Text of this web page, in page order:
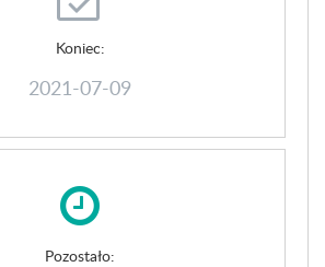
Koniec:
2021-07-09
Pozostało: